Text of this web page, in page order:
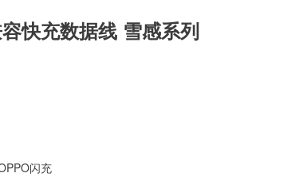
快充数据线 雪感系列
闪充